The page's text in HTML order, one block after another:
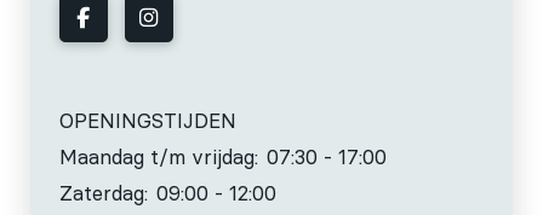
OPENINGSTIJDEN
Maandag t/m vrijdag: 07:30 - 17:00
Zaterdag: 09:00 - 12:00